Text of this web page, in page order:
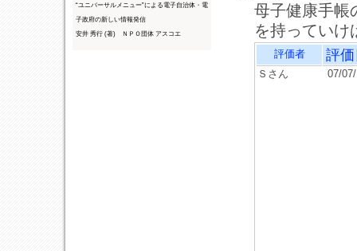
“ユニバーサルメニュー”による電子自治体・電
子政府の新しい情報発信
安井 秀行 (著) ＮＰＯ団体 アスコエ
母子健康手帳
を持ってい
評価者 評
Ｓさん 07/